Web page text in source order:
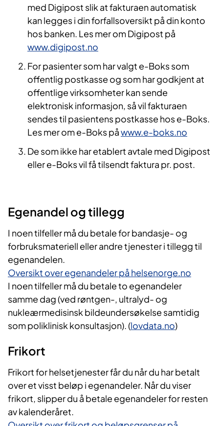
med Digipost slik at fakturaen automatisk
kan legges i din forfallsoversikt på din konto
hos banken. Les mer om Digipost på
www.digipost.no
For pasienter som har valgt e-Boks som
offentlig postkasse og som har godkjent at
offentlige virksomheter kan sende
elektronisk informasjon, så vil fakturaen
sendes til pasientens postkasse hos e-Boks.
Les mer om e-Boks påwww.e-boks.no
De som ikke har etablert avtale med Digipost
eller e-Boks vil få tilsendt faktura pr. post.
Egenandel og tillegg​
I noen tilfeller må du betale for bandasje- og
forbruksmateriell eller andre tjenester i tillegg til
egenandelen.
Oversikt over egenandeler på helsenorge.no
I noen tilfeller må du betale to egenandeler
samme dag (ved røntgen-, ultralyd- og
nukleærmedisinsk bildeundersøkelse samtidig
som poliklinisk konsultasjon). (lovdata.no)
Frikort
Frikort for helsetjenester får du når du har betalt
over et visst beløp i egenandeler. Når du viser
frikort, slipper du å betale egenandeler for resten
av kalenderåret.